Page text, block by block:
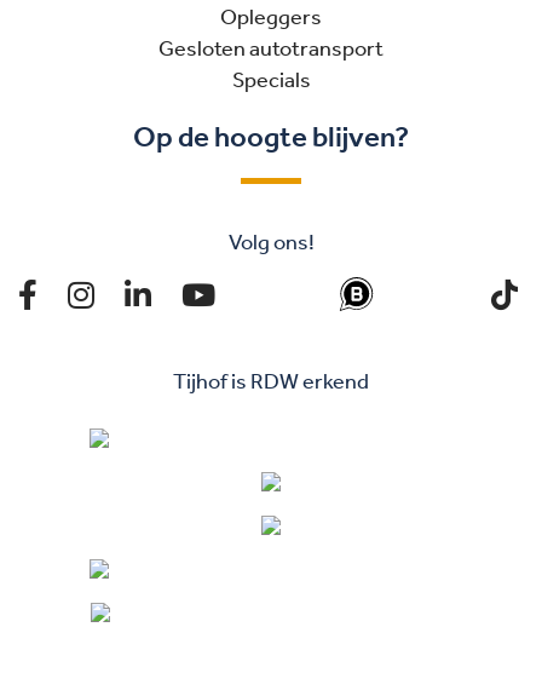
Opleggers
Gesloten autotransport
Specials
Op de hoogte blijven?
Volg ons!
Tijhof is RDW erkend